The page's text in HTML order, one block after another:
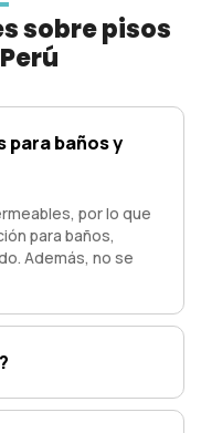
sobre pisos
para baños y
por lo que
para baños,
Además, no se